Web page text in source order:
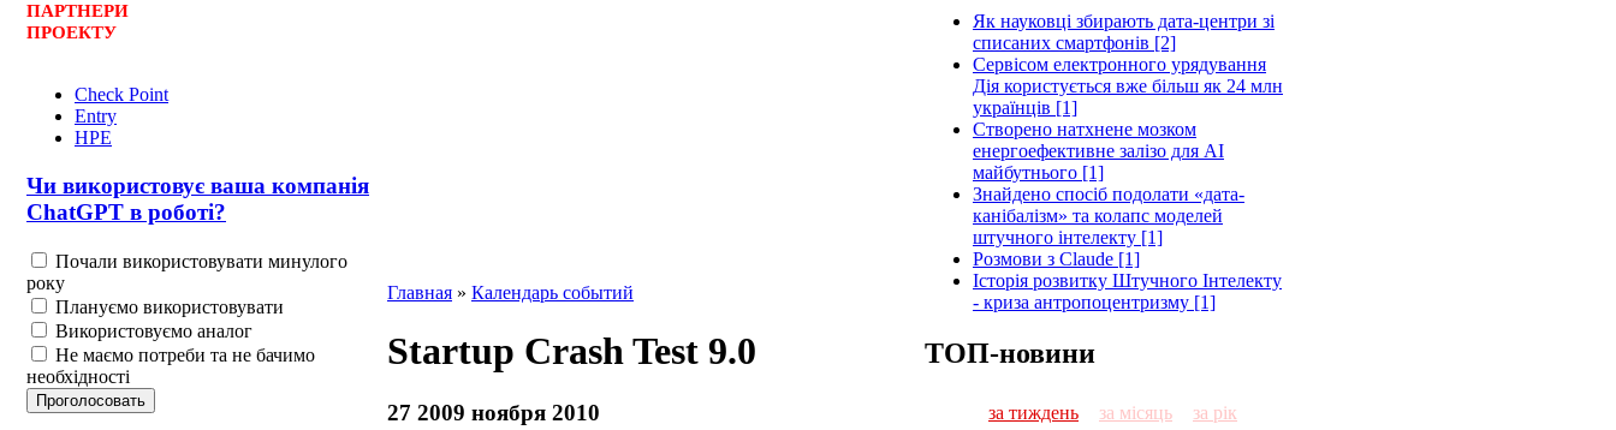
ПАРТНЕРИ
ПРОЕКТУ
Check Point
Entry
HPE
Чи використовує ваша компанія
ChatGPT в роботі?
Почали використовувати минулого
року
Плануємо використовувати
Використовуємо аналог
Не маємо потреби та не бачимо
необхідності
Главная » Календарь событий
Startup Crash Test 9.0
27 2009 ноября 2010
Як науковці збирають дата-центри зі
списаних смартфонів [2]
Сервісом електронного урядування
Дія користується вже більш як 24 млн
українців [1]
Створено натхнене мозком
енергоефективне залізо для AI
майбутнього [1]
Знайдено спосіб подолати «дата-
канібалізм» та колапс моделей
штучного інтелекту [1]
Розмови з Claude [1]
Історія розвитку Штучного Інтелекту
- криза антропоцентризму [1]
ТОП-новини
за тиждень за місяць
за рік